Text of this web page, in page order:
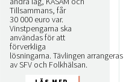
Tillsammans, får
30 000 euro var.
Vinstpengarna ska
användas för att
förverkliga
lösningarna. Tävlingen arrangeras
av SFV och Folkhälsan.